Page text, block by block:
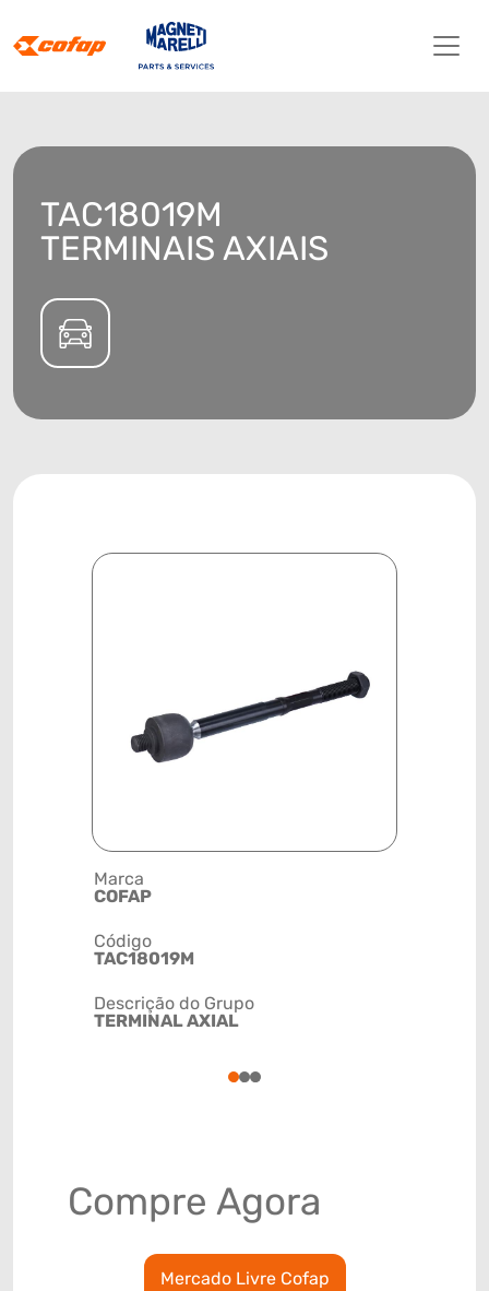
TAC18019M
TERMINAIS AXIAIS
Marca
COFAP
Código
TAC18019M
Descrição do Grupo
TERMINAL AXIAL
123
Compre Agora
Mercado Livre Cofap